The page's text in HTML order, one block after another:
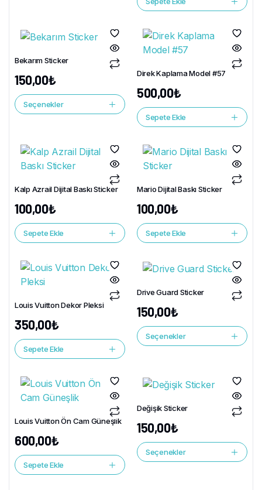
Bekarım Sticker
150,00₺
Seçenekler
Direk Kaplama Model #57
500,00₺
Sepete Ekle
Kalp Azrail Dijital Baskı Sticker
100,00₺
Sepete Ekle
Mario Dijital Baskı Sticker
100,00₺
Sepete Ekle
Louis Vuitton Dekor Pleksi
350,00₺
Sepete Ekle
Drive Guard Sticker
150,00₺
Seçenekler
Louis Vuitton Ön Cam Güneşlik
600,00₺
Sepete Ekle
Değişik Sticker
150,00₺
Seçenekler